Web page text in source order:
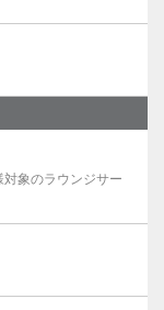
象のラウンジサー